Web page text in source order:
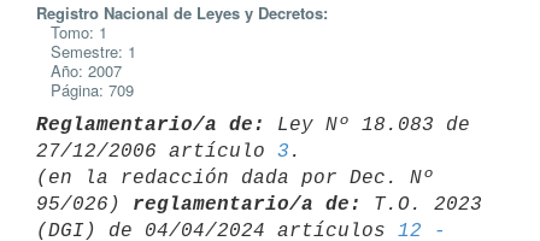
Registro Nacional de Leyes y Decretos:
Tomo: 1
Semestre: 1
Año: 2007
Página: 709
Reglamentario/a de:
Ley Nº 18.083 de
27/12/2006 artículo 3 .
(en la redacción dada por Dec. Nº
95/026) reglamentario/a de:
T.O. 2023
(DGI) de 04/04/2024 artículos 12 -